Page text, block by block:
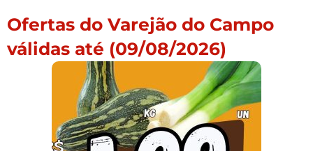
Ofertas do Varejão do Campo
válidas até (09/08/2026)